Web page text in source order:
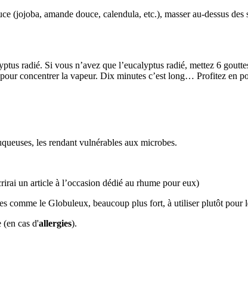
(jojoba, amande douce, calendula, etc.), masser au-dessus des
radié. Si vous n’avez que l’eucalyptus radié, mettez 6
concentrer la vapeur. Dix minutes c’est long… Profitez en
les rendant vulnérables aux microbes.
un article à l’occasion dédié au rhume pour eux)
comme le Globuleux, beaucoup plus fort, à utiliser plutôt pour
(en cas d'allergies).